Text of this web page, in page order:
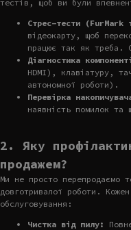
тестів, щоб ви були
Стрес-тести (FurMark
відеокарту, щоб
працює так як треба.
Діагностика
HDMI), клавіатуру,
автономної роботи).
Перевірка
наявність помилок та
2. Яку
продажем?
Ми не просто перепродаємо
довготривалої роботи.
обслуговування:
Чистка від пилу: